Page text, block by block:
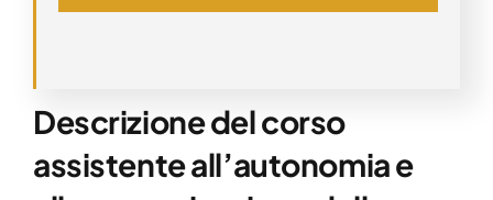
Descrizione del corso
assistente all’autonomia e